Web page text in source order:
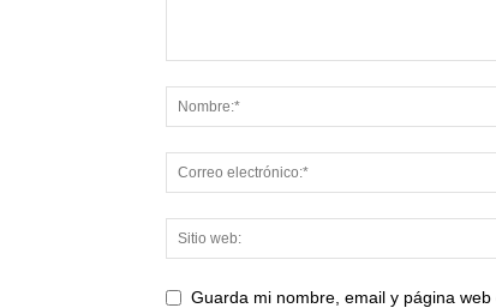
Guarda mi nombre, email y página